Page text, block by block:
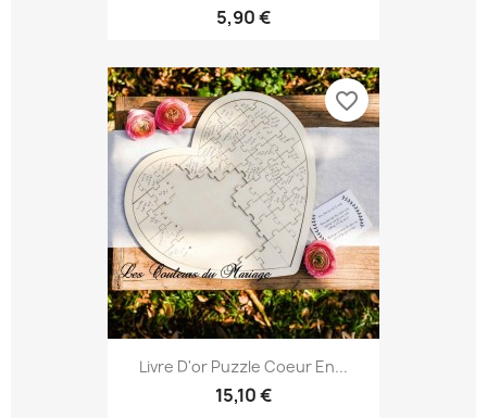
5,90 €
Livre D'or Puzzle Coeur En...
15,10 €
favorite_border